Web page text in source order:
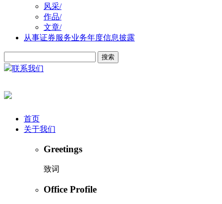
风采/
作品/
文章/
从事证券服务业务年度信息披露
联系我们
首页
关于我们
Greetings
致词
Office Profile